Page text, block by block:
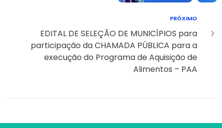
PRÓXIMO
EDITAL DE SELEÇÃO DE MUNICÍPIOS para
participação da CHAMADA PÚBLICA para a
execução do Programa de Aquisição de
Alimentos – PAA